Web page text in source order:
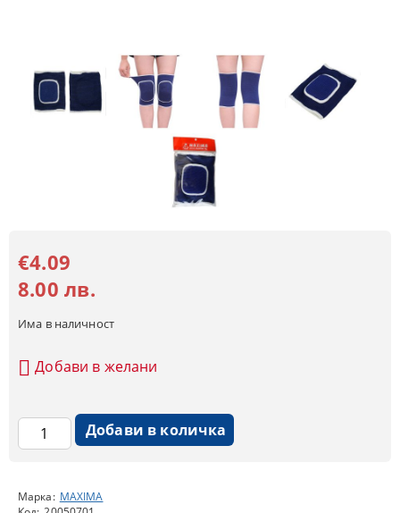
Марка: MAXIMA
€4.09
8.00 лв.
Има в наличност
Добави в желани